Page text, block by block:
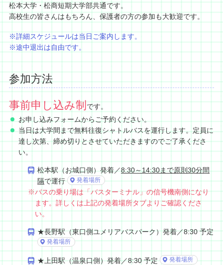
松本大学・松商短期大学部共通です。
高校生の皆さんはもちろん、保護者の方の参加も大歓迎です。
※詳細スケジュールは当日ご案内します。
※途中退出は自由です。
参加方法
事前申し込み制です。
お申し込みフォームからご予約ください。
当日は大学間まで無料往復シャトルバスを運行します。定員に
達し次第、締め切りとさせていただきますのでご了承くださ
い。
松本駅（お城口側）発着／8:30～14:30まで原則30分間
隔で運行 発着場所
※バスの乗り場は「バスターミナル」の信号機南側になり
ます。詳しくは上記の発着場所タブよりご確認くださ
い。
★長野駅（東口側ユメリアバスパーク）発着／8:30 予定
発着場所
★上田駅（温泉口側）発着／8:30 予定 発着場所